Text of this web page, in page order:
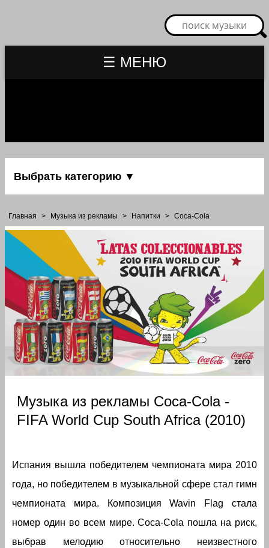
☰ МЕНЮ
Выбрать категорию ▼
Главная > Музыка из рекламы > Напитки > Coca-Cola
Музыка из рекламы Coca-Cola -
FIFA World Cup South Africa (2010)
Испания вышла победителем чемпионата мира 2010
года, но победителем в музыкальной сфере стал гимн
чемпионата мира. Композиция Wavin Flag стала
номер один во всем мире. Coca-Cola пошла на риск,
выбрав мелодию относительно неизвестного